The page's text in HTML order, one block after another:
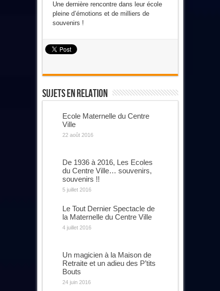
Une dernière rencontre dans leur école
pleine d’émotions et de milliers de
souvenirs !
Sujets En Relation
Ecole Maternelle du Centre
Ville
22 août 2016
De 1936 à 2016, Les Ecoles
du Centre Ville… souvenirs,
souvenirs !!
5 juillet 2016
Le Tout Dernier Spectacle de
la Maternelle du Centre Ville
4 juillet 2016
Un magicien à la Maison de
Retraite et un adieu des P’tits
Bouts
24 juin 2016